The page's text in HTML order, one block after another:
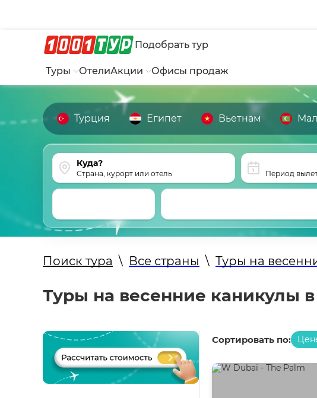
Подобрать тур
Туры ОтелиАкции Офисы продаж
Турция Египет Вьетнам
Страна, курорт или отель Период
Поиск тура \ Все страны \ Туры на
Туры на весенние каникулы
Сортировать по: